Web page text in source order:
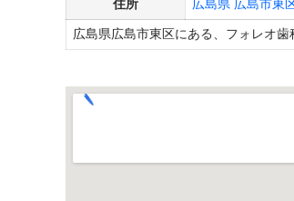
住所 広島県 広島市東
広島県広島市東区にある、フォレオ